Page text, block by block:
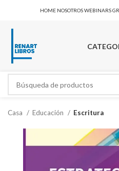
HOME NOSOTROSWEBINARS
Casa Educación Escritura